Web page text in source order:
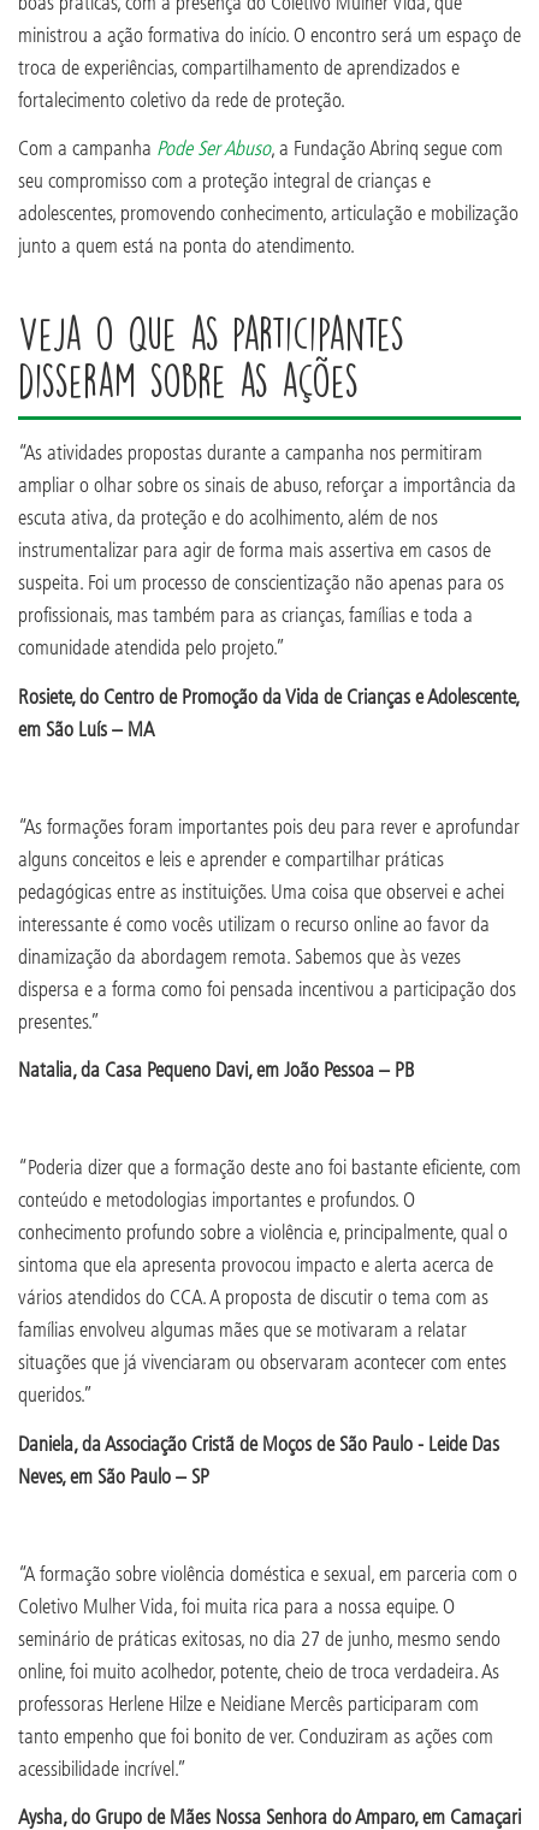
ministrou a ação formativa do início. O encontro será um espaço de
troca de experiências, compartilhamento de aprendizados e
fortalecimento coletivo da rede de proteção.
Com a campanha Pode Ser Abuso, a Fundação Abrinq segue com
seu compromisso com a proteção integral de crianças e
adolescentes, promovendo conhecimento, articulação e mobilização
junto a quem está na ponta do atendimento.
Veja o que as participantes
disseram sobre as ações
“As atividades propostas durante a campanha nos permitiram
ampliar o olhar sobre os sinais de abuso, reforçar a importância da
escuta ativa, da proteção e do acolhimento, além de nos
instrumentalizar para agir de forma mais assertiva em casos de
suspeita. Foi um processo de conscientização não apenas para os
profissionais, mas também para as crianças, famílias e toda a
comunidade atendida pelo projeto.”
Rosiete, do Centro de Promoção da Vida de Crianças e Adolescente,
em São Luís – MA
“As formações foram importantes pois deu para rever e aprofundar
alguns conceitos e leis e aprender e compartilhar práticas
pedagógicas entre as instituições. Uma coisa que observei e achei
interessante é como vocês utilizam o recurso online ao favor da
dinamização da abordagem remota. Sabemos que às vezes
dispersa e a forma como foi pensada incentivou a participação dos
presentes.”
Natalia, da Casa Pequeno Davi, em João Pessoa – PB
“Poderia dizer que a formação deste ano foi bastante eficiente, com
conteúdo e metodologias importantes e profundos. O
conhecimento profundo sobre a violência e, principalmente, qual o
sintoma que ela apresenta provocou impacto e alerta acerca de
vários atendidos do CCA. A proposta de discutir o tema com as
famílias envolveu algumas mães que se motivaram a relatar
situações que já vivenciaram ou observaram acontecer com entes
queridos.”
Daniela, da Associação Cristã de Moços de São Paulo - Leide Das
Neves, em São Paulo – SP
“A formação sobre violência doméstica e sexual, em parceria com o
Coletivo Mulher Vida, foi muita rica para a nossa equipe. O
seminário de práticas exitosas, no dia 27 de junho, mesmo sendo
online, foi muito acolhedor, potente, cheio de troca verdadeira. As
professoras Herlene Hilze e Neidiane Mercês participaram com
tanto empenho que foi bonito de ver. Conduziram as ações com
acessibilidade incrível.”
Aysha, do Grupo de Mães Nossa Senhora do Amparo, em Camaçari